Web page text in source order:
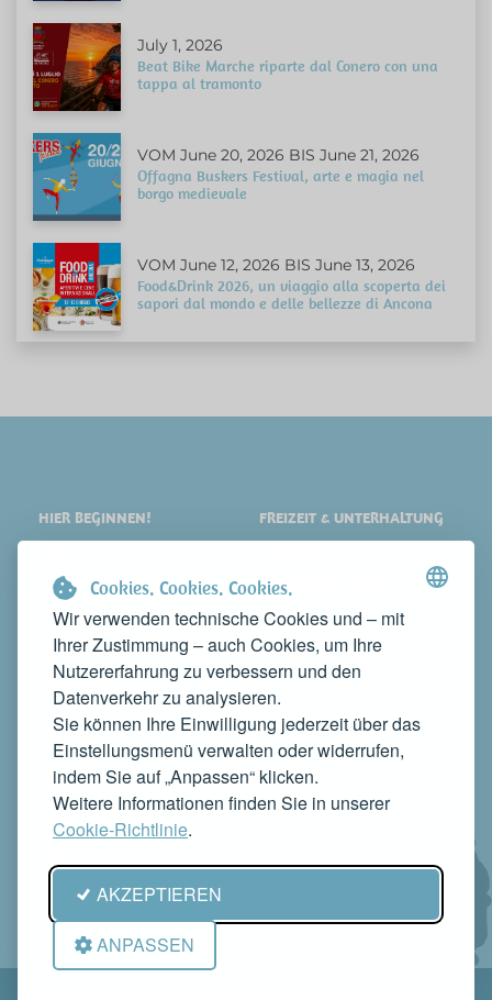
Cookies. Cookies. Cookies.
Wir verwenden technische Cookies und – mit
Ihrer Zustimmung – auch Cookies, um Ihre
Nutzererfahrung zu verbessern und den
Datenverkehr zu analysieren.
Sie können Ihre Einwilligung jederzeit über das
Einstellungsmenü verwalten oder widerrufen,
indem Sie auf „Anpassen“ klicken.
Weitere Informationen finden Sie in unserer
Cookie-Richtlinie.
AKZEPTIEREN
ANPASSEN
July 1, 2026
Beat Bike Marche riparte dal Conero con una
tappa al tramonto
VOM June 20, 2026 BIS June 21, 2026
Offagna Buskers Festival, arte e magia nel
borgo medievale
VOM June 12, 2026 BIS June 13, 2026
Food&Drink 2026, un viaggio alla scoperta dei
sapori dal mondo e delle bellezze di Ancona
HIER BEGINNEN!
SEHENSWERTES
ÜBERNACHTEN
ESSEN
FREIZEIT & UNTERHALTUNG
VERANSTALTUNGEN
NEWS
WEB TV
KONTAKTE
MACHEN SIE IHR UNTERNEHMEN BEKANNT
KONTAKTIEREN SIE UNS, UM ES AUF DIESER WEBSITE ZU
PRÄSENTIEREN
info@rivieradelconero.tv